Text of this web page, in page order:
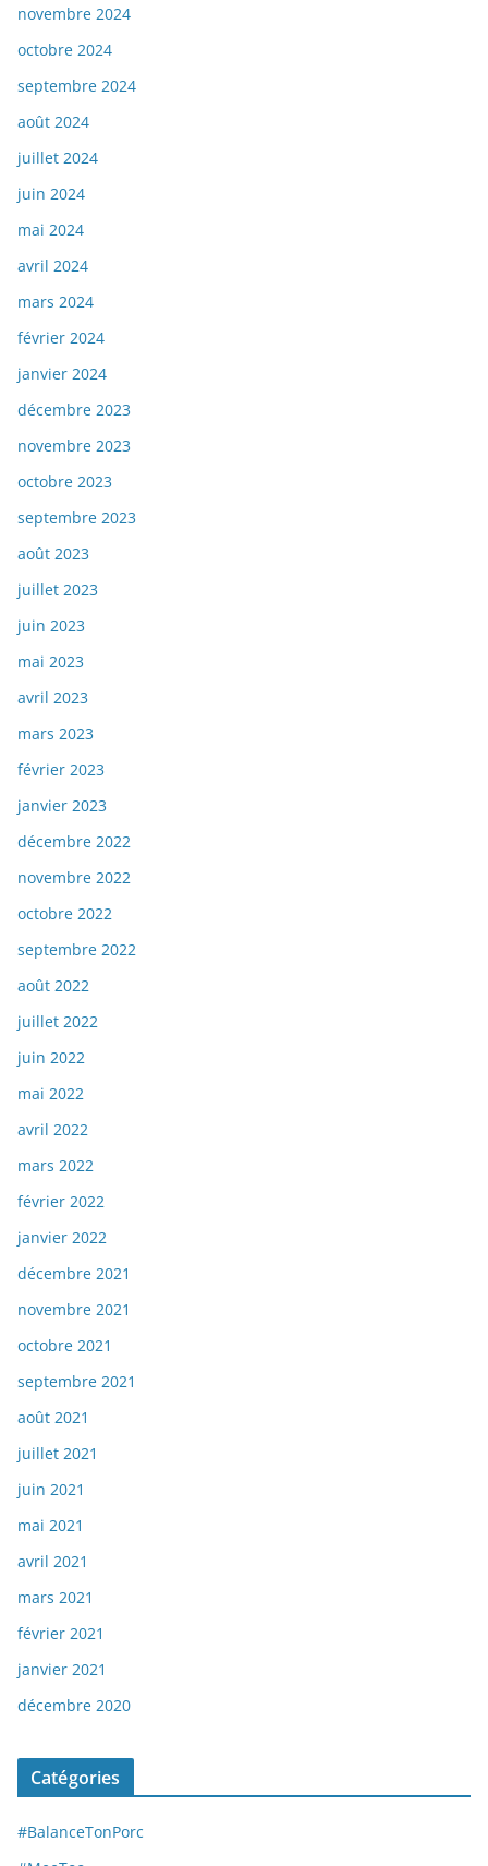
novembre 2024
octobre 2024
septembre 2024
août 2024
juillet 2024
juin 2024
mai 2024
avril 2024
mars 2024
février 2024
janvier 2024
décembre 2023
novembre 2023
octobre 2023
septembre 2023
août 2023
juillet 2023
juin 2023
mai 2023
avril 2023
mars 2023
février 2023
janvier 2023
décembre 2022
novembre 2022
octobre 2022
septembre 2022
août 2022
juillet 2022
juin 2022
mai 2022
avril 2022
mars 2022
février 2022
janvier 2022
décembre 2021
novembre 2021
octobre 2021
septembre 2021
août 2021
juillet 2021
juin 2021
mai 2021
avril 2021
mars 2021
février 2021
janvier 2021
décembre 2020
Catégories
#BalanceTonPorc